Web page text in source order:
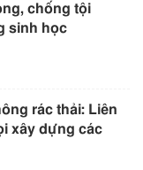
chống tội
sinh học
rác thải: Liên
xây dựng các